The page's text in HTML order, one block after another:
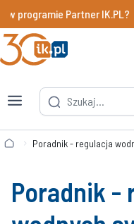
programie Partner IK.PL?
Poradnik - regulacja
Poradnik -